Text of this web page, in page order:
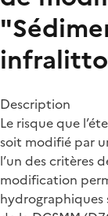
Description
Le risque que
soit modifié par
l’un des critères
modification
hydrographiques